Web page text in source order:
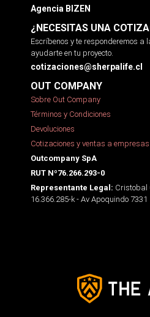
Agencia BIZEN
¿NECESITAS UNA
Escríbenos y te responderemos
ayudarte en tu proyecto.
cotizaciones@sherpalife.cl
OUT COMPANY
Sobre Out Company
Términos y Condiciones
Devoluciones
Cotizaciones y ventas a empresas
Outcompany SpA
RUT Nº76.266.293-0
Representante Legal: Cristobal
16.366.285-k - Av Apoquindo 7331